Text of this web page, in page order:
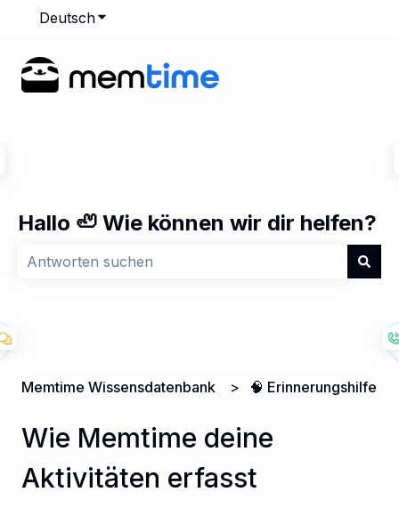
DeutschUntermenü für Übersetzungen anzeigen
Hallo 🦥 Wie können wir dir helfen?
Memtime Wissensdatenbank 🧠 Erinnerungshilfe
Wie Memtime deine
Aktivitäten erfasst